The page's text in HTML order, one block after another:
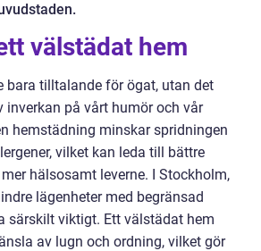
välstädat hem
bara tilltalande för ögat, utan det
inverkan på vårt humör och vår
hemstädning minskar spridningen
vilket kan leda till bättre
hälsosamt leverne. I Stockholm,
lägenheter med begränsad
särskilt viktigt. Ett välstädat hem
av lugn och ordning, vilket gör